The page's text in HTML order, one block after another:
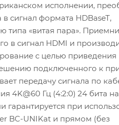
исполнении,
сигнал формата HDBaseT,
типа «витая пара».
в сигнал HDMI и
c целью приведения
подключенного к
передачу сигнала по
4K@60 Гц (4:2:0) 24 бита
гарантируется при
BC-UNIKat и прямом (без